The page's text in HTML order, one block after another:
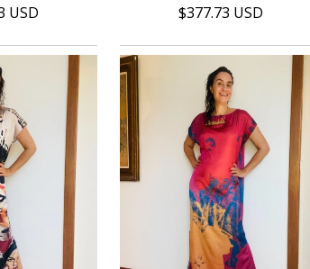
USD $377.73 USD